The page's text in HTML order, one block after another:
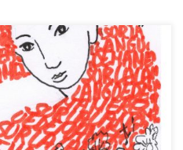
Ma mère au Panthéon« , nous
mère » tout au long du Parcours
de nos mères? Elles nous
maternelle. Mais, de quelle